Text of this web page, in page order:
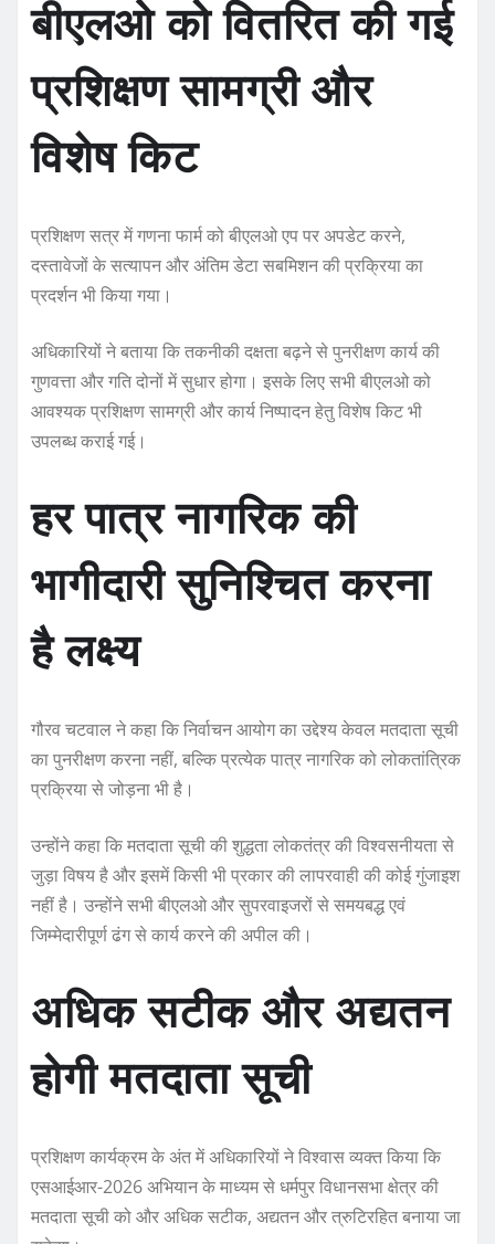
बीएलओ को वितरित की गई
प्रशिक्षण सामग्री और
विशेष किट
प्रशिक्षण सत्र में गणना फार्म को बीएलओ एप पर अपडेट करने,
दस्तावेजों के सत्यापन और अंतिम डेटा सबमिशन की प्रक्रिया का
प्रदर्शन भी किया गया।
अधिकारियों ने बताया कि तकनीकी दक्षता बढ़ने से पुनरीक्षण कार्य की
गुणवत्ता और गति दोनों में सुधार होगा। इसके लिए सभी बीएलओ को
आवश्यक प्रशिक्षण सामग्री और कार्य निष्पादन हेतु विशेष किट भी
उपलब्ध कराई गई।
हर पात्र नागरिक की
भागीदारी सुनिश्चित करना
है लक्ष्य
गौरव चटवाल ने कहा कि निर्वाचन आयोग का उद्देश्य केवल मतदाता सूची
का पुनरीक्षण करना नहीं, बल्कि प्रत्येक पात्र नागरिक को लोकतांत्रिक
प्रक्रिया से जोड़ना भी है।
उन्होंने कहा कि मतदाता सूची की शुद्धता लोकतंत्र की विश्वसनीयता से
जुड़ा विषय है और इसमें किसी भी प्रकार की लापरवाही की कोई गुंजाइश
नहीं है। उन्होंने सभी बीएलओ और सुपरवाइजरों से समयबद्ध एवं
जिम्मेदारीपूर्ण ढंग से कार्य करने की अपील की।
अधिक सटीक और अद्यतन
होगी मतदाता सूची
प्रशिक्षण कार्यक्रम के अंत में अधिकारियों ने विश्वास व्यक्त किया कि
एसआईआर-2026 अभियान के माध्यम से धर्मपुर विधानसभा क्षेत्र की
मतदाता सूची को और अधिक सटीक, अद्यतन और त्रुटिरहित बनाया जा